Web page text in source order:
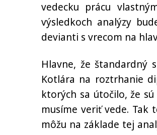
vedecku prácu
výsledkoch analýzy
devianti s vrecom na
Hlavne, že
Kotlára na roztrhanie
ktorých sa útočilo, že
musíme veriť vede. Tak
môžu na základe tej